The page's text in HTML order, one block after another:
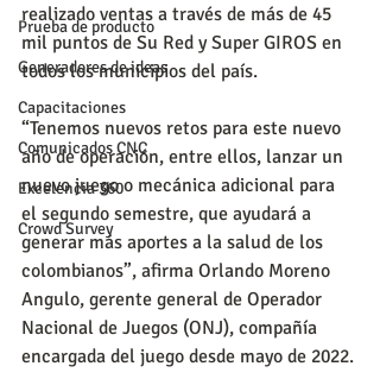
Prueba de producto
Generadores de ideas
Capacitaciones
Comunicados CNC
Excelencia 360
Crowd Survey
realizado ventas a través de más de 45
mil puntos de Su Red y Super GIROS en
todos los municipios del país.
“Tenemos nuevos retos para este nuevo
año de operación, entre ellos, lanzar un
nuevo juego o mecánica adicional para
el segundo semestre, que ayudará a
generar más aportes a la salud de los
colombianos”, afirma Orlando Moreno
Angulo, gerente general de Operador
Nacional de Juegos (ONJ), compañía
encargada del juego desde mayo de 2022.